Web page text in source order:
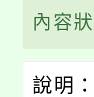
內容
說明